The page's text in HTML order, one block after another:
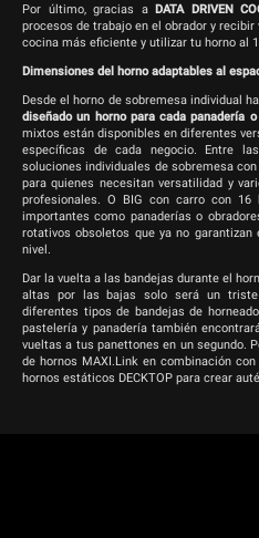
Por último, gracias a DATA DRIVEN
procesos de trabajo en el obrador y
cocina más eficiente y utilizar tu horno al
Dimensiones del horno adaptables al
Desde el horno de sobremesa individual
diseñado un horno para cada panadería
mixtos están disponibles en diferentes
específicas de cada negocio. Entre
soluciones individuales de sobremesa
para quienes necesitan versatilidad y
profesionales. O BIG con carro con 16
importantes como panaderías o
rotativos obsoletos que ya no
nivel.
Dar la vuelta a las bandejas durante el
altas por las bajas solo será un
diferentes tipos de bandejas de
pastelería y panadería también
vueltas a tus panettones en un segundo.
de hornos MAXI.Link en combinación
hornos estáticos DECKTOP para crear